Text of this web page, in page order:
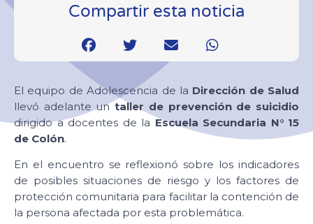
Compartir esta noticia
El equipo de Adolescencia de la Dirección de Salud
llevó adelante untaller de prevención de suicidio
dirigido a docentes de la Escuela Secundaria N° 15
de Colón.
En el encuentro se reflexionó sobre los indicadores
de posibles situaciones de riesgo y los factores de
protección comunitaria para facilitar la contención de
la persona afectada por esta problemática.